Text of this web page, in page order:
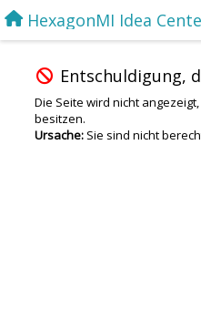
HexagonMI Idea
Entschuldigung,
Die Seite wird nicht
besitzen.
Ursache: Sie sind nicht